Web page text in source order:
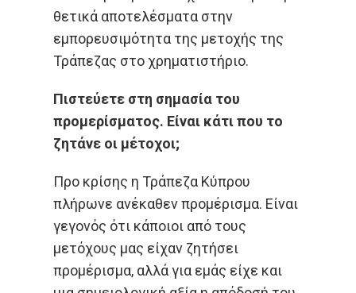
θετικά αποτελέσματα στην
εμπορευσιμότητα της μετοχής της
Τράπεζας στο χρηματιστήριο.
Πιστεύετε στη σημασία του
προμερίσματος. Είναι κάτι που το
ζητάνε οι μέτοχοι;
Προ κρίσης η Τράπεζα Κύπρου
πλήρωνε ανέκαθεν προμέρισμα. Είναι
γεγονός ότι κάποιοι από τους
μετόχους μας είχαν ζητήσει
προμέρισμα, αλλά για εμάς είχε και